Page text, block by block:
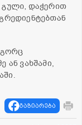
დაჭერით
ვახშამი,
გაზიარება